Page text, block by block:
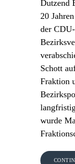
Dutzend
20
der
Schott
Fraktion
wurde